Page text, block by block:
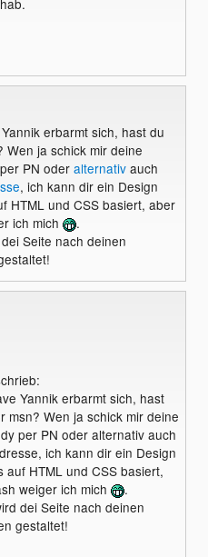
erbarmt sich, hast du
Wen ja schick mir deine
PN oder alternativauch
, ich kann dir ein Design
HTML und CSS basiert, aber
ich mich
.
Seite nach deinen
Yannik erbarmt sich, hast
msn? Wen ja schick mir deine
per PN oder alternativ auch
ich kann dir ein Design
auf HTML und CSS basiert,
weiger ich mich
.
dei Seite nach deinen
gestaltet!